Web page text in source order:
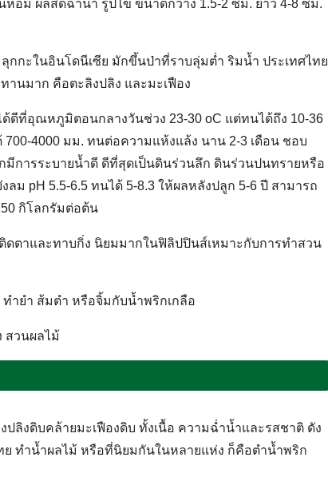
อม ผลสดฉํ่านํ้า รูปไข่ ขนาดกว้าง 1.5-2 ซม. ยาว 4-8 ซม.
กกะในอินโดนีเซีย มักขึ้นป่าที่ราบลุ่มต่ำ ริมน้ำ ประเทศไทย
านมาก คือตะลิงปลิง และมะเฟือง
ดีที่อุณหภูมิตอนกลางวันช่วง 23-30 oC แต่ทนได้ถึง 10-36
4000 มม. ทนต่อความแห้งแล้ง นาน 2-3 เดือน ชอบ
การระบายน้ำดี ดีที่สุดเป็นดินร่วนลึก ดินร่วนปนทรายหรือ
ม pH 5.5-6.5 ทนได้ 5-8.3 ให้ผลหลังปลูก 5-6 ปี สามารถ
กิโลกรัมต่อต้น
ดตาและทาบกิ่ง นิยมมากในฟิลิปปินส์เหมาะกับการทำสวน
ำยำ ส้มตำ หรือจิ้มกับน้ำพริกเกลือ
สวนผลไม้
ลิงดิบคล้ายมะเฟืองดิบ ทั้งเนื้อ ความฉ่ำน้ำและรสชาติ ดัง
ทำน้ำผลไม้ หรือที่นิยมกันในหลายแห่ง ก็คือตำน้ำพริก